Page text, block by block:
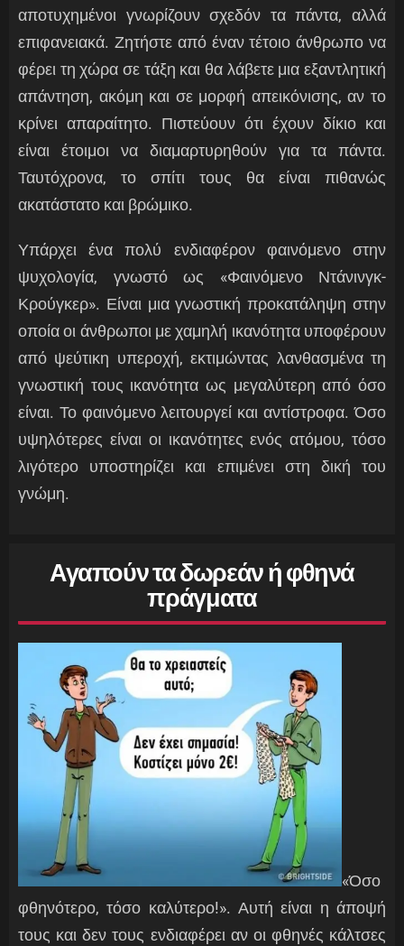
αποτυχημένοι γνωρίζουν σχεδόν τα πάντα, αλλά
επιφανειακά. Ζητήστε από έναν τέτοιο άνθρωπο να
φέρει τη χώρα σε τάξη και θα λάβετε μια εξαντλητική
απάντηση, ακόμη και σε μορφή απεικόνισης, αν το
κρίνει απαραίτητο. Πιστεύουν ότι έχουν δίκιο και
είναι έτοιμοι να διαμαρτυρηθούν για τα πάντα.
Ταυτόχρονα, το σπίτι τους θα είναι πιθανώς
ακατάστατο και βρώμικο.
Υπάρχει ένα πολύ ενδιαφέρον φαινόμενο στην
ψυχολογία, γνωστό ως «Φαινόμενο Ντάνινγκ-
Κρούγκερ». Είναι μια γνωστική προκατάληψη στην
οποία οι άνθρωποι με χαμηλή ικανότητα υποφέρουν
από ψεύτικη υπεροχή, εκτιμώντας λανθασμένα τη
γνωστική τους ικανότητα ως μεγαλύτερη από όσο
είναι. Το φαινόμενο λειτουργεί και αντίστροφα. Όσο
υψηλότερες είναι οι ικανότητες ενός ατόμου, τόσο
λιγότερο υποστηρίζει και επιμένει στη δική του
γνώμη.
Αγαπούν τα δωρεάν ή φθηνά
πράγματα
«Όσο
φθηνότερο, τόσο καλύτερο!». Αυτή είναι η άποψή
τους και δεν τους ενδιαφέρει αν οι φθηνές κάλτσες